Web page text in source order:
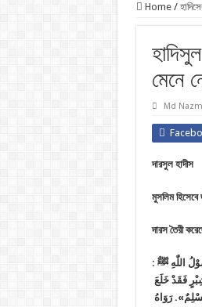
Home /
মেনে
Md
দারসুল হাদীস
মুসলিম
দারস তৈরী
اللّٰهِ ﷺ :
فَقَدْ خَلَعَ
رَوَاهُ